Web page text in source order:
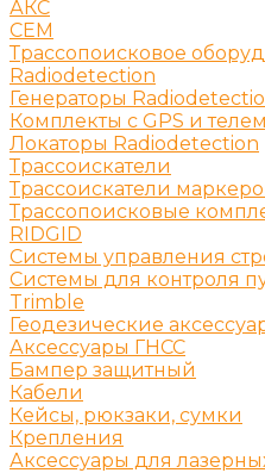
АКС
СЕМ
Трассопоисковое
Radiodetection
Генераторы
Комплекты с GPS и
Локаторы Radiodetection
Трассоискатели
Трассоискатели
Трассопоисковые
RIDGID
Системы управления
Системы для контроля
Trimble
Геодезические
Аксессуары ГНСС
Бампер защитный
Кабели
Кейсы, рюкзаки, сумки
Крепления
Аксессуары для